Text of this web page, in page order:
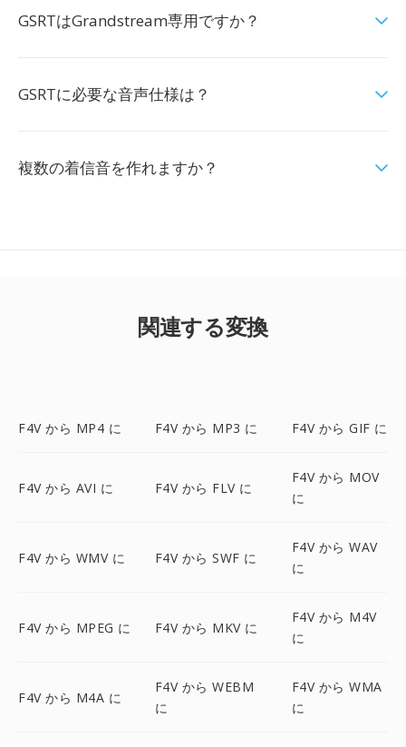
GSRTはGrandstream専用ですか？
GSRTに必要な音声仕様は？
複数の着信音を作れますか？
関連する変換
F4V から MP4 に F4V から MP3 に F4V から GIF に
F4V から AVI に F4V から FLV に
F4V から MOV
に
F4V から WMV に F4V から SWF に
F4V から WAV
に
F4V から MPEG に F4V から MKV に
F4V から M4V
に
F4V から M4A に
F4V から WEBM
に
F4V から WMA
に